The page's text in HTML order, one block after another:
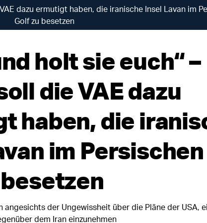
dazu ermutigt haben, die iranische Insel Lavan im
Golf zu besetzen
holt sie euch“ –
die VAE dazu
haben, die
im Persischen
angesichts der Ungewissheit über die Pläne der USA,
dem Iran einzunehmen